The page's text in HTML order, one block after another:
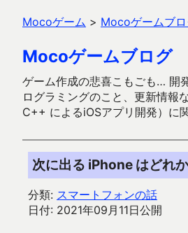
Mocoゲーム > Mocoゲームブ
Mocoゲームブログ
ゲーム作成の悲喜こもごも… 開
ログラミングのこと、更新情
C++ によるiOSアプリ開発）に
次に出る iPhone はどれ
分類: スマートフォンの話
日付: 2021年09月11日公開